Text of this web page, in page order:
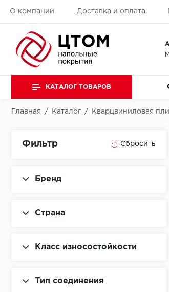
О компании Доставка и оплата
КАТАЛОГ ТОВАРОВ
Главная / Каталог / Кварцвиниловая
Фильтр
Бренд
Страна
Класс износостойкости
Тип соединения